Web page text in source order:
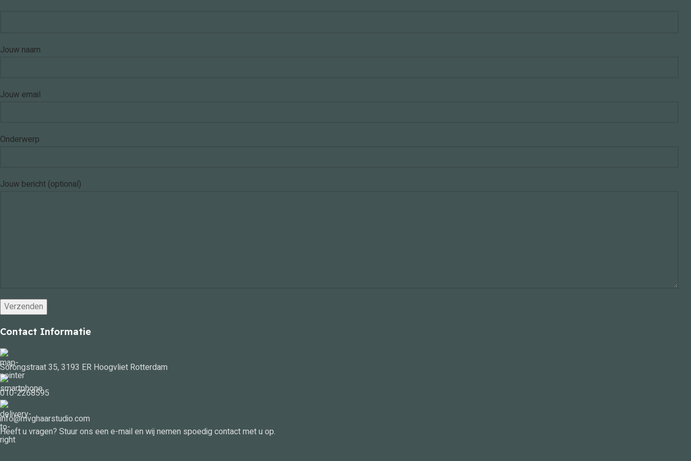
Jouw naam
Jouw email
Onderwerp
Jouw bericht (optional)
Contact Informatie
Sorongstraat 35, 3193 ER Hoogvliet Rotterdam
010-2268595
info@mvghaarstudio.com
Heeft u vragen? Stuur ons een e-mail en wij nemen spoedig contact met u op.